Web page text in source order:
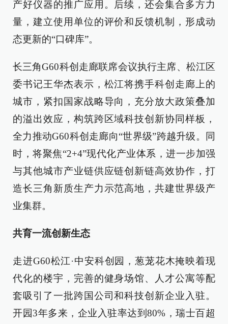
产好仪器的推广应用。后续，还会集合多方力
量，建立使用单位的评价和反馈机制，形成动
态更新的“口碑库”。
长三角G60科创走廊联席会议执行主席、松江区
委书记王华杰表示，松江将携手科创走廊上的
城市，紧扣国家战略导向，充分放大政策叠加
的溢出效应，构筑跨区域科技创新协同样板，
全力推动G60科创走廊向“世界级”跨越升级。同
时，将聚焦“2+4”现代化产业体系，进一步加强
与其他城市产业链供应链创新链高效协作，打
造长三角新质生产力示范高地，共建世界级产
业集群。
共育一流创新生态
走进G60松江·中安科创园，葱茏花木掩映着现
代化的楼宇，完善的健身场馆、人才公寓等配
套吸引了一批跨国公司和科技创新企业入驻。
开园3年多来，企业入驻率达到80%，瑞士百超